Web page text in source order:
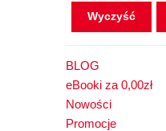
Wyczyść
BLOG
eBooki za 0,00zł
Nowości
Promocje